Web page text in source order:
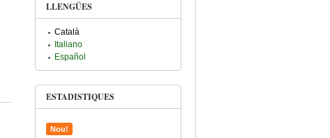
LLENGÜES
Català
Italiano
Español
ESTADISTIQUES
Nou!